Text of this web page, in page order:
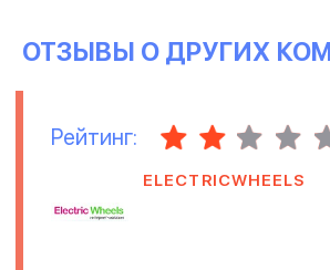
ОТЗЫВЫ О ДРУГИХ
Рейтинг:
ELECTRICWHEELS